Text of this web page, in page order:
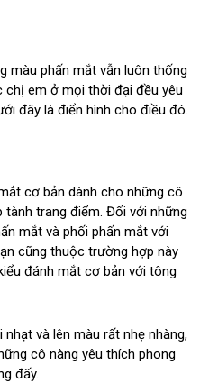
màu phấn mắt vẫn luôn thống
em ở mọi thời đại đều yêu
đây là điển hình cho điều đó.
cơ bản dành cho những cô
tành trang điểm. Đối với những
mắt và phối phấn mắt với
cũng thuộc trường hợp này
đánh mắt cơ bản với tông
và lên màu rất nhẹ nhàng,
cô nàng yêu thích phong
đấy.